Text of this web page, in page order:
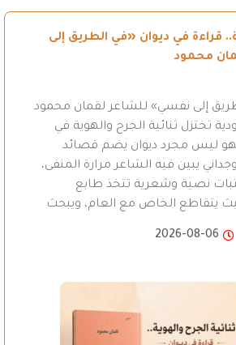
قراءة في ديوان «في الطريق إلى
محمود
إلى نفسي» للشاعر لقمان محمود
تختزل ثنائية الجرح والهوية في
ليس مجرد ديوان يضم قصائد
يبين فيه الشاعر مرارة المنفى،
نصية وشعرية تتخذ طابع
يتقاطع الخاص مع العام، ويبحث
2026-08-06